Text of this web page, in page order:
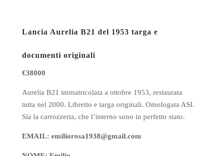
ok
es
t
A
Lancia Aurelia B21 del 1953 targa e
documenti originali
€38000
Aurelia B21 immatricolata a ottobre 1953, restaurata
tutta nel 2000. Libretto e targa originali. Omologata ASI.
Sia la carrozzeria, che l’interno sono in perfetto stato.
EMAIL: emiliorosa1938@gmail.com